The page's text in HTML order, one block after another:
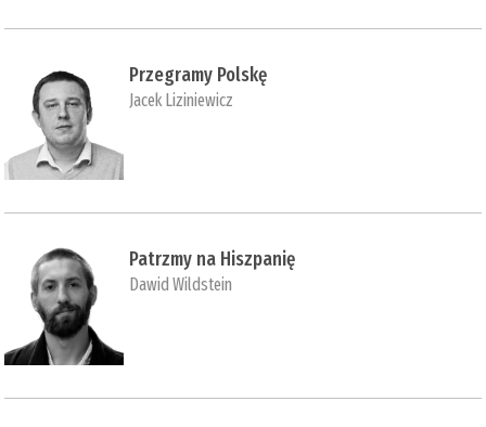
Przegramy Polskę
Jacek Liziniewicz
Patrzmy na Hiszpanię
Dawid Wildstein